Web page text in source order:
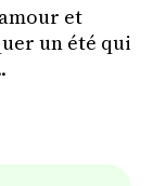
et
un été qui